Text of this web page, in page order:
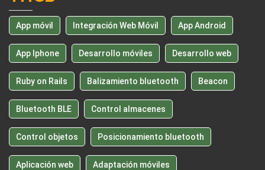
App móvil Integración Web Móvil App Android
App Iphone Desarrollo móviles Desarrollo web
Ruby on Rails Balizamiento bluetooth Beacon
Bluetooth BLE Control almacenes
Control objetos Posicionamiento bluetooth
Aplicación web Adaptación móviles